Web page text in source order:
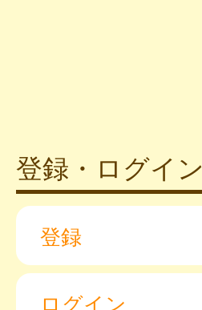
登録・ログイン
登録
ログイン